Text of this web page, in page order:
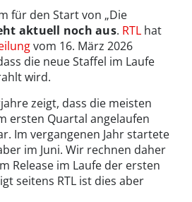
für den Start von „Die
aktuell noch aus. RTLhat
vom 16. März 2026
die neue Staffel im Laufe
wird.
zeigt, dass die meisten
ersten Quartal angelaufen
Im vergangenen Jahr startete
im Juni. Wir rechnen daher
Release im Laufe der ersten
seitens RTL ist dies aber